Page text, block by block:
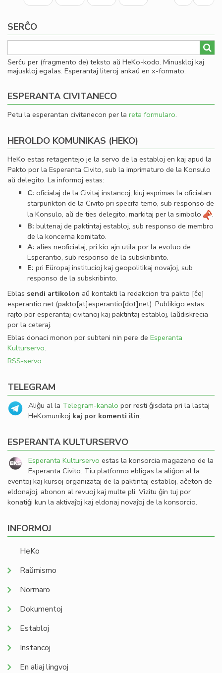
en
page
page
SERĈO
Serĉu per (fragmento de) teksto aŭ HeKo-kodo. Minuskloj kaj
majuskloj egalas. Esperantaj literoj ankaŭ en x-formato.
ESPERANTA CIVITANECO
Petu la esperantan civitanecon per la reta formularo.
HEROLDO KOMUNIKAS (HEKO)
HeKo estas retagentejo je la servo de la establoj en kaj apud la
Pakto por la Esperanta Civito, sub la imprimaturo de la Konsulo
aŭ delegito. La informoj estas:
C: oﬁcialaj de la Civitaj instancoj, kiuj esprimas la oﬁcialan
starpunkton de la Civito pri specifa temo, sub responso de
la Konsulo, aŭ de ties delegito, markitaj per la simbolo
.
B: bultenaj de paktintaj establoj, sub responso de membro
de la koncerna komitato.
A: alies neoﬁcialaj, pri kio ajn utila por la evoluo de
Esperantio, sub responso de la subskribinto.
E: pri Eŭropaj institucioj kaj geopolitikaj novaĵoj, sub
responso de la subskribinto.
Eblas sendi artikolon aŭ kontakti la redakcion tra pakto [ĉe]
esperantio.net(pakto[at]esperantio[dot]net). Publikigo estas
rajto por esperantaj civitanoj kaj paktintaj establoj, laŭdiskrecia
por la ceteraj.
Eblas donaci monon por subteni nin pere de Esperanta
Kulturservo.
RSS-servo
TELEGRAM
Aliĝu al la Telegram-kanalo por resti ĝisdata pri la lastaj
HeKomunikoj kaj por komenti ilin.
ESPERANTA KULTURSERVO
Esperanta Kulturservo estas la konsorcia magazeno de la
Esperanta Civito. Tiu platformo ebligas la aliĝon al la
eventoj kaj kursoj organizataj de la paktintaj establoj, aĉeton de
eldonaĵoj, abonon al revuoj kaj multe pli. Vizitu ĝin tuj por
konatiĝi kun la aktivaĵoj kaj eldonaj novaĵoj de la konsorcio.
INFORMOJ
HeKo
Raŭmismo
Normaro
Dokumentoj
Establoj
Instancoj
En aliaj lingvoj